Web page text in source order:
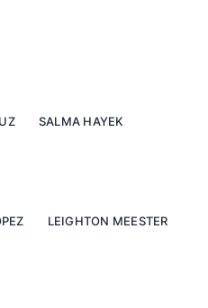
SALMA HAYEK
LEIGHTON MEESTER